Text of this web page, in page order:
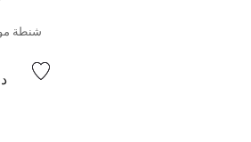
شنطة
د.إ